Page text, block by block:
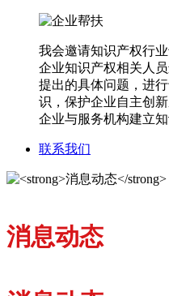
我会邀请知识产权行
企业知识产权相关人
提出的具体问题，进
识，保护企业自主创
企业与服务机构建立
联系我们
消息动态